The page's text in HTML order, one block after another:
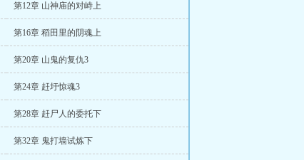
第12章 山神庙的对峙上
第16章 稻田里的阴魂上
第20章 山鬼的复仇3
第24章 赶圩惊魂3
第28章 赶尸人的委托下
第32章 鬼打墙试炼下